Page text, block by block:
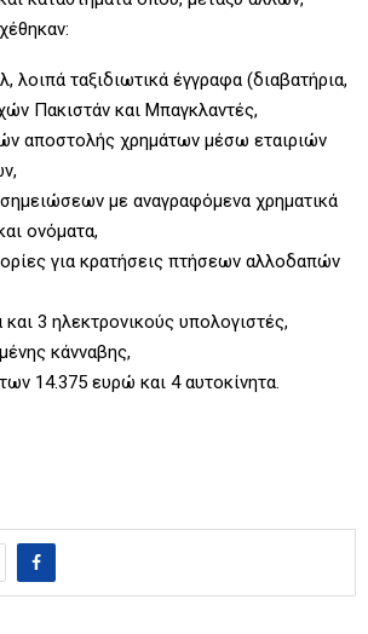
λοιπά ταξιδιωτικά έγγραφα (διαβατήρια,
Πακιστάν και Μπαγκλαντές,
αποστολής χρημάτων μέσω εταιριών
με αναγραφόμενα χρηματικά
ονόματα,
για κρατήσεις πτήσεων αλλοδαπών
3 ηλεκτρονικούς υπολογιστές,
κάνναβης,
14.375 ευρώ και 4 αυτοκίνητα.